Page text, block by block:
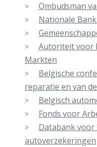
Ombudsman
Nationale
Autoriteit voor
Markten
Belgische
reparatie en van
Belgisch
Fonds voor
Databank voor
autoverzekeringen